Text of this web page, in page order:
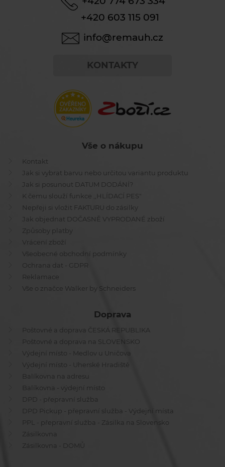
+420 603 115 091
info@remauh.cz
KONTAKTY
Vše o nákupu
Kontakt
Jak si vybrat barvu nebo určitou variantu produktu
Jak si posunout DATUM DODÁNÍ?
K čemu slouží funkce ,,HLÍDACÍ PES"
Nepřeji si vložit FAKTURU do zásilky
Jak objednat DOČASNĚ VYPRODANÉ zboží
Způsoby platby
Vrácení zboží
Všeobecné obchodní podmínky
Ochrana dat - GDPR
Reklamace
Vše o značce Walker by Schneiders
Doprava
Poštovné a doprava ČESKÁ REPUBLIKA
Poštovné a doprava na SLOVENSKO
Výdejní místo - Medlov u Uničova
Výdejní místo - Uherské Hradiště
Balíkovna na adresu
Balíkovna - výdejní místo
DPD - přepravní služba
DPD Pickup - přepravní služba - Výdejní místa
PPL - přepravní služba - Zásilka na Slovensko
Zásilkovna
Zásilkovna - DOMŮ